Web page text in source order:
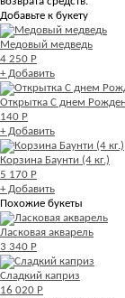
Добавьте к букету
Медовый медведь
4 250 Р
+ Добавить
Открытка С днем
140 Р
+ Добавить
Корзина Баунти (4 кг.)
5 170 Р
+ Добавить
Похожие букеты
Ласковая акварель
3 340 Р
Сладкий каприз
16 020 Р